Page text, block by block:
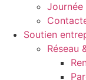
Soutien
Réseau